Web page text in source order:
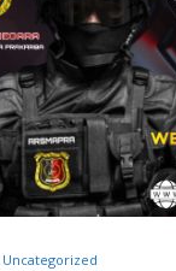
Uncategorized